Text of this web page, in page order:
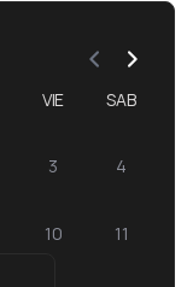
VIE SAB
3 4
10 11